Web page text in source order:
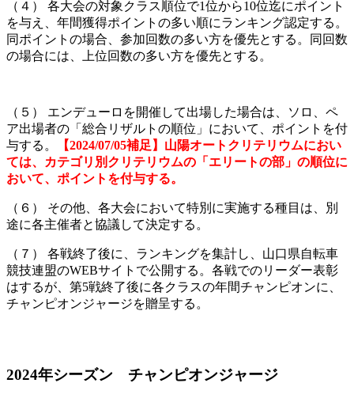
（４） 各大会の対象クラス順位で1位から10位迄にポイント
を与え、年間獲得ポイントの多い順にランキング認定する。
同ポイントの場合、参加回数の多い方を優先とする。同回数
の場合には、上位回数の多い方を優先とする。
（５） エンデューロを開催して出場した場合は、ソロ、ペ
ア出場者の「総合リザルトの順位」において、ポイントを付
与する。
【2024/07/05補足】山陽オートクリテリウムにおい
ては、カテゴリ別クリテリウムの「エリートの部」の順位に
おいて、ポイントを付与する。
（６） その他、各大会において特別に実施する種目は、別
途に各主催者と協議して決定する。
（７） 各戦終了後に、ランキングを集計し、山口県自転車
競技連盟のWEBサイトで公開する。各戦でのリーダー表彰
はするが、第5戦終了後に各クラスの年間チャンピオンに、
チャンピオンジャージを贈呈する。
2024年シーズン チャンピオンジャージ